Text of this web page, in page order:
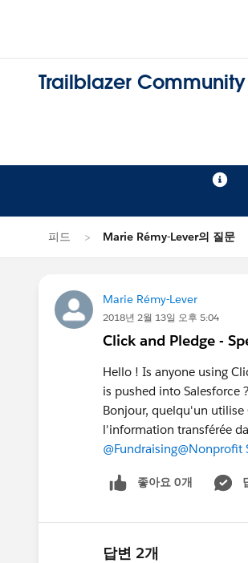
Trailblazer Community
피드 Marie Rémy-Lever의 질문
Marie Rémy-Lever
2018년 2월 13일 오후 5:04
Click and Pledge -
Hello ! Is anyone using
is pushed into Salesforce
Bonjour, quelqu'un utilise
l'information transférée
@Fundraising@Nonprofit
좋아요 0개
답변 2개